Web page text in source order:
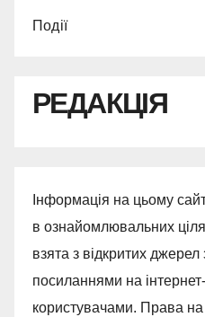
Події
РЕДАКЦІЯ
Інформація на цьому
в ознайомлювальних
взята з відкритих джерел
посиланнями на
користувачами. Права на